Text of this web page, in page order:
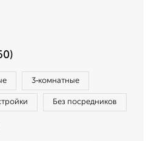
3‑комнатные
Без посредников